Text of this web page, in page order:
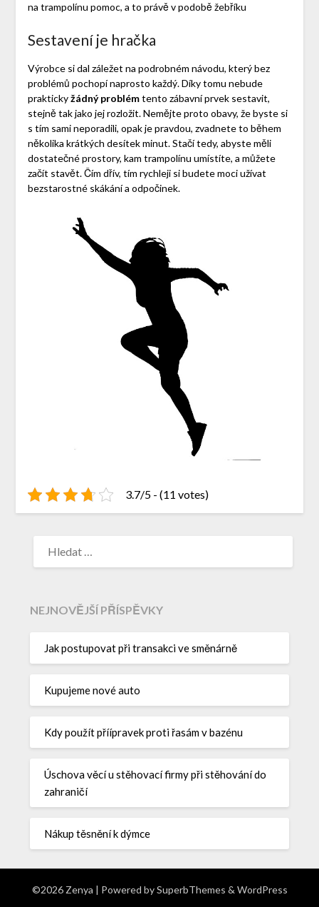
na trampolínu pomoc, a to právě v podobě žebříku
Sestavení je hračka
Výrobce si dal záležet na podrobném návodu, který bez
problémů pochopí naprosto každý. Díky tomu nebude
praktickyžádný problémtento zábavní prvek sestavit,
stejně tak jako jej rozložit. Nemějte proto obavy, že byste si
s tím sami neporadili, opak je pravdou, zvadnete to během
několika krátkých desítek minut. Stačí tedy, abyste měli
dostatečné prostory, kam trampolínu umístíte, a můžete
začít stavět. Čím dřív, tím rychleji si budete moci užívat
bezstarostné skákání a odpočinek.
3.7/5 - (11 votes)
NEJNOVĚJŠÍ PŘÍSPĚVKY
Jak postupovat při transakci ve směnárně
Kupujeme nové auto
Kdy použít příípravek proti řasám v bazénu
Úschova věcí u stěhovací firmy při stěhování do
zahraničí
Nákup těsnění k dýmce
©2026 Zenya | Powered bySuperbThemes & WordPress